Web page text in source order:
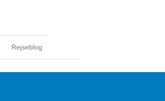
Rejseblog